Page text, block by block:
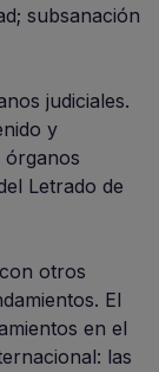
subsanación
judiciales.
y
órganos
Letrado de
otros
El
en el
las